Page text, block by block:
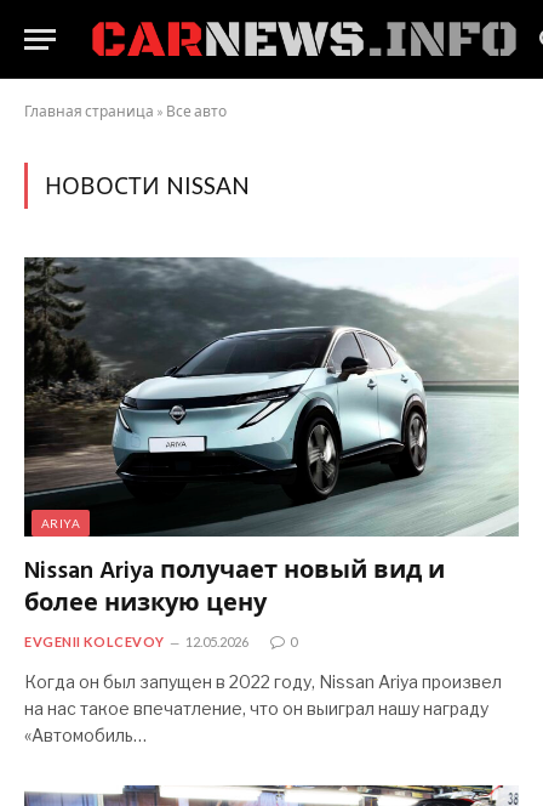
Главная страница » Все авто
НОВОСТИ NISSAN
ARIYA
Nissan Ariya получает новый вид и
более низкую цену
EVGENII KOLCEVOY 12.05.2026 0
Когда он был запущен в 2022 году, Nissan Ariya произвел
на нас такое впечатление, что он выиграл нашу награду
«Автомобиль…